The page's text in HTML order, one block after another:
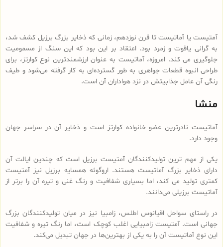
آمتیست یا آماتیست تا قرن نوزدهم، زمانی که ذخایر بزرگ برزیل کشف شد،
به گرانی یاقوت و زمرد بود. اعتقاد بر این بود که این سنگ از مسمومیت
جلوگیری می کند. امروزه، آماتیست به عنوان ارزشمندترین نوع کوارتز، برای
طراحی انبوه قطعات جواهری به طور گسترده‌ای به کار گرفته می‌شود و طیف
رنگی آن عامل جذابیتش در نزد هواداران آن است.
منشا
آماتیست نادرترین عضو خانواده کوارتز است و ذخایر آن در سراسر جهان
وجود دارد.
یکی از مهم ترین تولیدکنندگان آمتیست برزیل است که چندین ایالت آن
دارای ذخایر بزرگ آماتیست هستند. اروگوئه همسایه برزیل نیز آمتیست
کمتری تولید می کند، اما بسیاری شفافیت و رنگ غنی و تیره آن را برتر از
آماتیست برزیلی می‌دانند.
در راستای سواحل اقیانوس اطلس، زامبیا نیز در میان تولیدکنندگان بزرگ
جهانی است. آمتیست زامبیایی اغلب کوچک است، اما رنگ تیره و شفافیت
این نوع آماتیست آن را به یکی از بهترین‌ها در جهان تبدیل می‌کند.